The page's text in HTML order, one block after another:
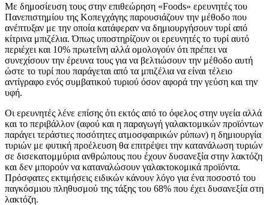
Με δημοσίευση τους στην επιθεώρηση «Foods» ερευνητές του
Πανεπιστημίου της Κοπεγχάγης παρουσιάζουν την μέθοδο που
ανέπτυξαν με την οποία κατάφεραν να δημιουργήσουν τυρί από
κίτρινα μπιζέλια. Όπως υποστηρίζουν οι ερευνητές το τυρί αυτό
περιέχει και 10% πρωτεΐνη αλλά ομολογούν ότι πρέπει να
συνεχίσουν την έρευνα τους για να βελτιώσουν την μέθοδο αυτή
ώστε το τυρί που παράγεται από τα μπιζέλια να είναι τέλειο
αντίγραφο ενός συμβατικού τυριού όσον αφορά την γεύση και την
υφή.
Οι ερευνητές λένε επίσης ότι εκτός από το όφελος στην υγεία αλλά
και το περιβάλλον (αφού και η παραγωγή γαλακτομικών προϊόντων
παράγει τεράστιες ποσότητες ατμοσφαιρικών ρύπων) η δημιουργία
τυριών με φυτική προέλευση θα επιτρέψει την κατανάλωση τυριών
σε δισεκατομμύρια ανθρώπους που έχουν δυσανεξία στην λακτόζη
και δεν μπορούν να καταναλώσουν γαλακτοκομικά προϊόντα.
Πρόσφατες εκτιμήσεις ειδικών κάνουν λόγο για ένα ποσοστό του
παγκόσμιου πληθυσμού της τάξης του 68% που έχει δυσανεξία στη
λακτόζη.